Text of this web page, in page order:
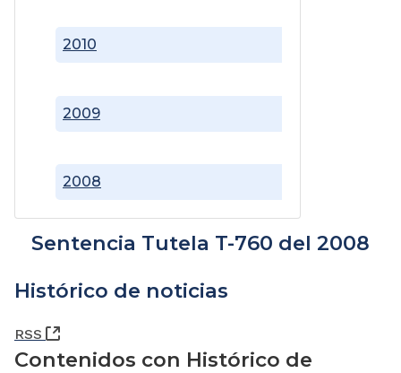
2008
2009
2010
Sentencia Tutela T-760 del 2008
Histórico de noticias
RSS (Abre una nueva ventana)
Contenidos con Histórico de